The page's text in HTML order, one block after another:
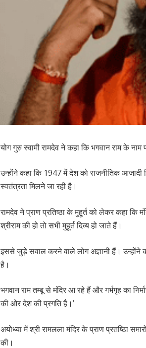
योग गुरु स्वामी रामदेव ने कहा कि भगवान राम के
उन्होंने कहा कि 1947 में देश को राजनीतिक
स्वतंत्रता मिलने जा रही है।
रामदेव ने प्राण प्रतिष्ठा के मुहूर्त को लेकर कहा कि
श्रीराम की हो तो सभी मुहूर्त दिव्य हो जाते हैं।
इससे जुड़े सवाल करने वाले लोग अज्ञानी हैं। उन्होंने
है।
भगवान राम तम्बू से मंदिर आ रहे हैं और गर्भगृह का
की ओर देश की प्रगति है।’
अयोध्या में श्री रामलला मंदिर के प्राण प्रतष्ठिा
की।